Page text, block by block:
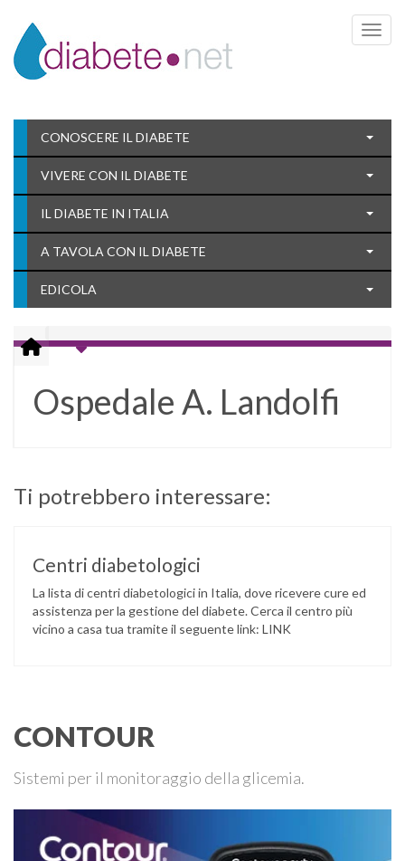
Toggle
CONOSCERE IL DIABETE
VIVERE CON IL DIABETE
IL DIABETE IN ITALIA
A TAVOLA CON IL DIABETE
EDICOLA
Ospedale A. Landolfi
Ti potrebbero interessare:
Centri diabetologici
La lista di centri diabetologici in Italia, dove ricevere cure ed
assistenza per la gestione del diabete. Cerca il centro più
vicino a casa tua tramite il seguente link: LINK
CONTOUR
Sistemi per il monitoraggio della glicemia.